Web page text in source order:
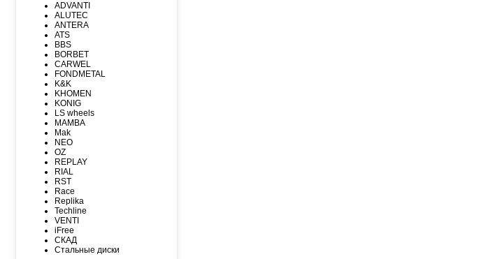
MARSHAL
MATADOR
MAXXIS
MICHELIN
MIRAGE
NEXEN
NITTO
NOKIAN
NOKIAN NORDMAN
Nordman Nordman
ONYX
PACE
PIRELLI
PIRELLI Formula
ROADCRUZA
ROADKING
ROADMARCH
ROADSTONE
ROTALLA
SAILUN
SATOYA
SONIX
SUNFULL
TIGAR
TORERO
TORQUE
ADVANTI
ALUTEC
ANTERA
ATS
BBS
BORBET
CARWEL
FONDMETAL
K&K
KHOMEN
KONIG
LS wheels
MAMBA
Mak
NEO
OZ
REPLAY
RIAL
RST
Race
Replika
Techline
VENTI
iFree
СКАД
Стальные диски